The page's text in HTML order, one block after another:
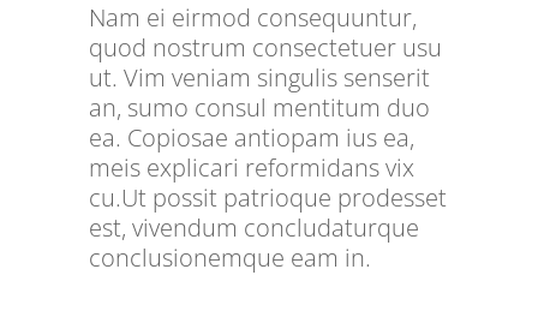
Nam ei eirmod consequuntur,
quod nostrum consectetuer usu
ut. Vim veniam singulis senserit
an, sumo consul mentitum duo
ea. Copiosae antiopam ius ea,
meis explicari reformidans vix
cu.Ut possit patrioque prodesset
est, vivendum concludaturque
conclusionemque eam in.